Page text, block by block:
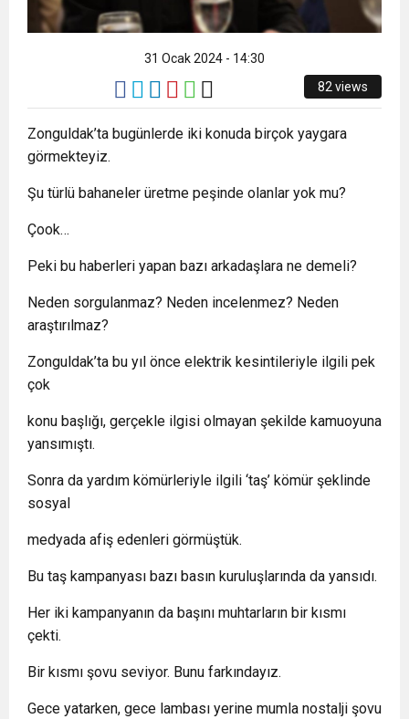
31 Ocak 2024 - 14:30
82 views
Zonguldak’ta bugünlerde iki konuda birçok yaygara
görmekteyiz.
Şu türlü bahaneler üretme peşinde olanlar yok mu?
Çook…
Peki bu haberleri yapan bazı arkadaşlara ne demeli?
Neden sorgulanmaz? Neden incelenmez? Neden
araştırılmaz?
Zonguldak’ta bu yıl önce elektrik kesintileriyle ilgili pek
çok
konu başlığı, gerçekle ilgisi olmayan şekilde kamuoyuna
yansımıştı.
Sonra da yardım kömürleriyle ilgili ‘taş’ kömür şeklinde
sosyal
medyada afiş edenleri görmüştük.
Bu taş kampanyası bazı basın kuruluşlarında da yansıdı.
Her iki kampanyanın da başını muhtarların bir kısmı
çekti.
Bir kısmı şovu seviyor. Bunu farkındayız.
Gece yatarken, gece lambası yerine mumla nostalji şovu